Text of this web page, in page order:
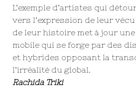
L’exemple d’artistes qui
vers l’expression de leur
de leur histoire met à jour
mobile qui se forge par des
et hybrides opposant la
l’irréalité du global.
Rachida Triki